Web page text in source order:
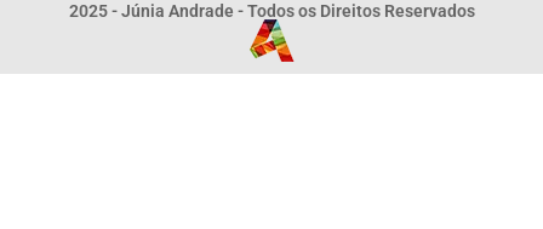
2025 - Júnia Andrade - Todos os Direitos Reservados